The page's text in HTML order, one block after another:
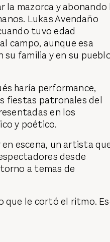
la mazorca y abonando
Lukas Avendaño
tuvo edad
campo, aunque esa
su familia y en su
haría performance,
fiestas patronales del
en los
y poético.
escena, un artista
desde
a temas de
que le cortó el ritmo.